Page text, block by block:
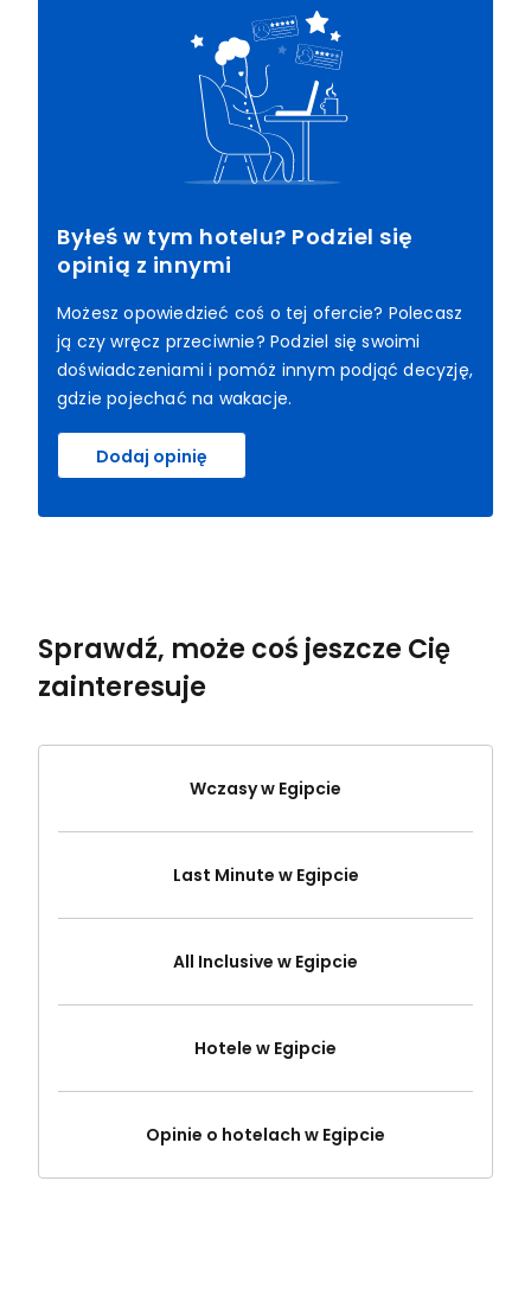
Byłeś w tym hotelu? Podziel się
opinią z innymi
Możesz opowiedzieć coś o tej ofercie? Polecasz
ją czy wręcz przeciwnie? Podziel się swoimi
doświadczeniami i pomóż innym podjąć decyzję,
gdzie pojechać na wakacje.
Dodaj opinię
Sprawdź, może coś jeszcze Cię
zainteresuje
Wczasy w Egipcie
Last Minute w Egipcie
All Inclusive w Egipcie
Hotele w Egipcie
Opinie o hotelach w Egipcie